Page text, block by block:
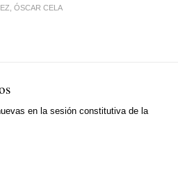
ÓSCAR CELA
en la sesión constitutiva de la